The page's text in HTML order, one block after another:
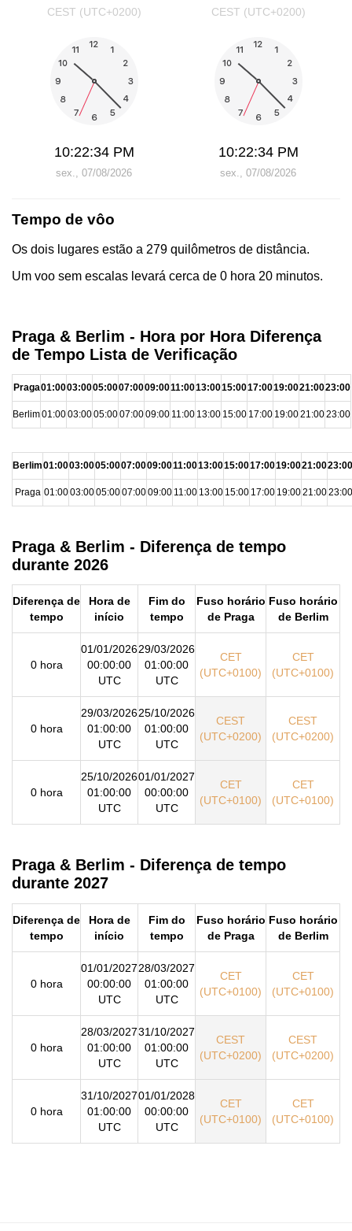
CEST (UTC+0200)
10:22:34 PM
sex., 07/08/2026
CEST (UTC+0200)
10:22:34 PM
sex., 07/08/2026
Tempo de vôo
Os dois lugares estão a 279 quilômetros de distância.
Um voo sem escalas levará cerca de 0 hora 20 minutos.
Praga & Berlim - Hora por Hora Diferença
de Tempo Lista de Verificação
Praga01:0003:0005:0007:0009:0011:0013:0015:0017:0019:0021:0023:00
Berlim01:0003:0005:0007:0009:00 11:00 13:00 15:00 17:00 19:0021:0023:00
Berlim01:0003:0005:0007:0009:0011:0013:0015:0017:0019:0021:0023:00
Praga 01:0003:0005:0007:0009:00 11:00 13:00 15:00 17:00 19:0021:0023:00
Praga & Berlim - Diferença de tempo
durante 2026
Diferença de
tempo
Hora de
início
Fim do
tempo
Fuso horário
de Praga
Fuso horário
de Berlim
0 hora
01/01/2026
00:00:00
UTC
29/03/2026
01:00:00
UTC
CET
(UTC+0100)
CET
(UTC+0100)
0 hora
29/03/2026
01:00:00
UTC
25/10/2026
01:00:00
UTC
CEST
(UTC+0200)
CEST
(UTC+0200)
0 hora
25/10/2026
01:00:00
UTC
01/01/2027
00:00:00
UTC
CET
(UTC+0100)
CET
(UTC+0100)
Praga & Berlim - Diferença de tempo
durante 2027
Diferença de
tempo
Hora de
início
Fim do
tempo
Fuso horário
de Praga
Fuso horário
de Berlim
0 hora
01/01/2027
00:00:00
UTC
28/03/2027
01:00:00
UTC
CET
(UTC+0100)
CET
(UTC+0100)
0 hora
28/03/2027
01:00:00
UTC
31/10/2027
01:00:00
UTC
CEST
(UTC+0200)
CEST
(UTC+0200)
0 hora
31/10/2027
01:00:00
UTC
01/01/2028
00:00:00
UTC
CET
(UTC+0100)
CET
(UTC+0100)